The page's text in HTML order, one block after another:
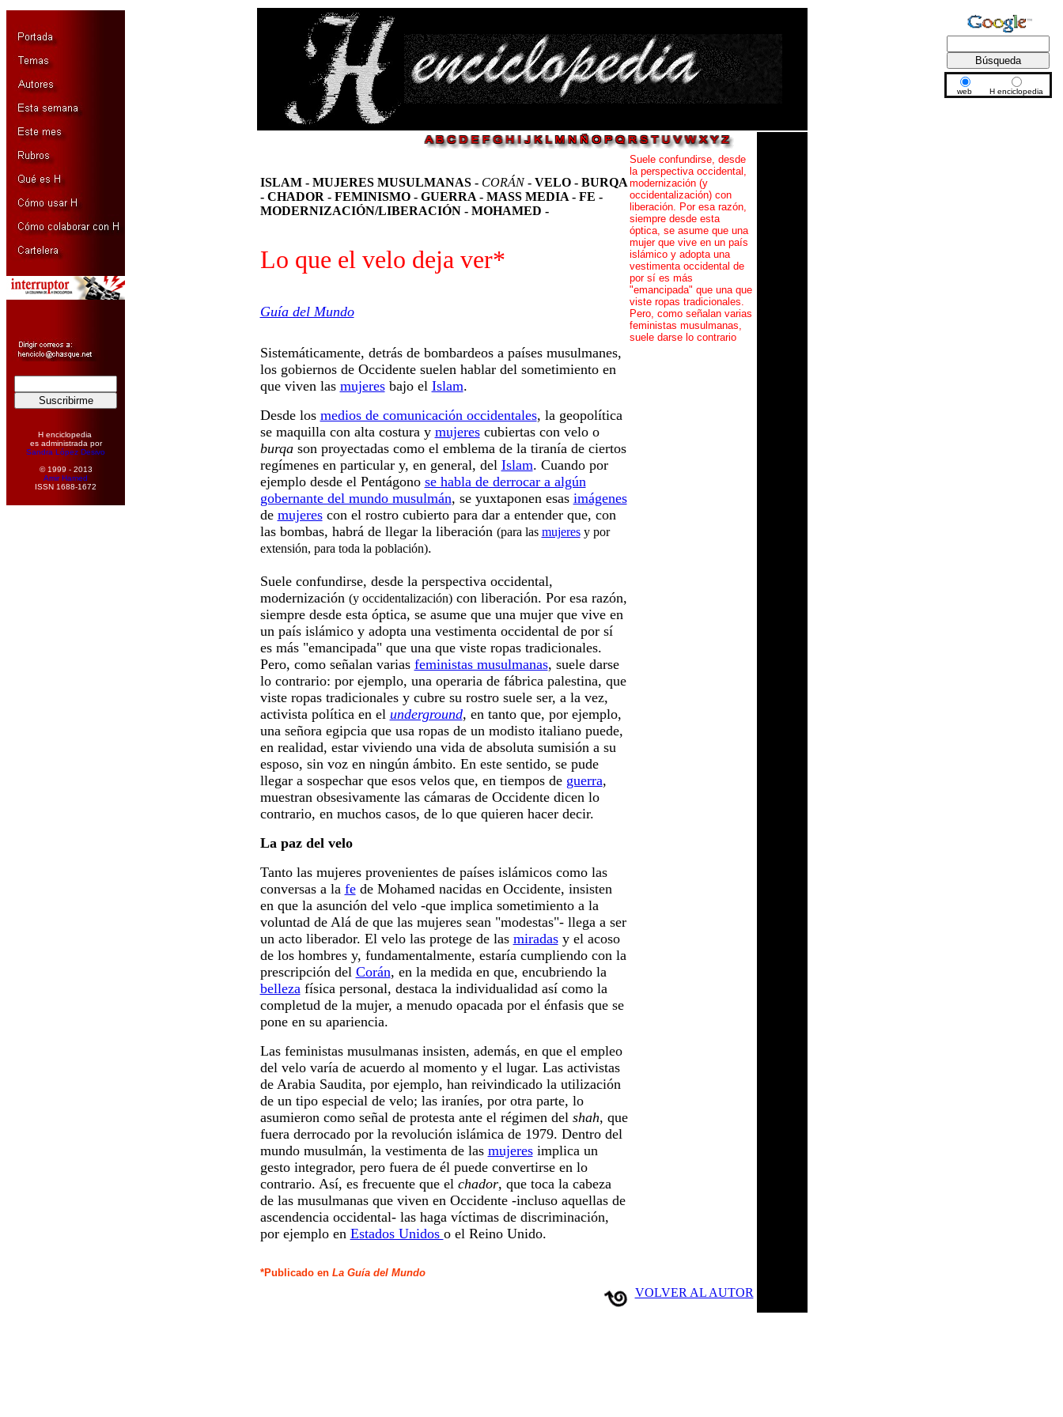
H enciclopedia
es administrada por
Sandra López Desivo
© 1999 - 2013
Amir Hamed
ISSN 1688-1672
ISLAM - MUJERES MUSULMANAS - CORÁN- VELO - BURQA
- CHADOR - FEMINISMO - GUERRA - MASS MEDIA - FE -
MODERNIZACIÓN/LIBERACIÓN - MOHAMED -
Lo que el velo deja ver*
Guía del Mundo
Suele confundirse, desde
la perspectiva occidental,
modernización (y
occidentalización) con
liberación. Por esa razón,
siempre desde esta
óptica, se asume que una
mujer que vive en un país
islámico y adopta una
vestimenta occidental de
por sí es más
"emancipada" que una que
viste ropas tradicionales.
Pero, como señalan varias
feministas musulmanas,
suele darse lo contrario
Sistemáticamente, detrás de bombardeos a países musulmanes,
los gobiernos de Occidente suelen hablar del sometimiento en
que viven las mujeresbajo el Islam.
Desde los medios de comunicación occidentales, la geopolítica
se maquilla con alta costura y mujerescubiertas con velo o
burqason proyectadas como el emblema de la tiranía de ciertos
regímenes en particular y, en general, del Islam. Cuando por
ejemplo desde el Pentágono se habla de derrocar a algún
gobernante del mundo musulmán, se yuxtaponen esas imágenes
de mujerescon el rostro cubierto para dar a entender que, con
las bombas, habrá de llegar la liberación (para las mujeresy por
extensión, para toda la población).
Suele confundirse, desde la perspectiva occidental,
modernización (y occidentalización)con liberación. Por esa razón,
siempre desde esta óptica, se asume que una mujer que vive en
un país islámico y adopta una vestimenta occidental de por sí
es más "emancipada" que una que viste ropas tradicionales.
Pero, como señalan varias feministas musulmanas, suele darse
lo contrario: por ejemplo, una operaria de fábrica palestina, que
viste ropas tradicionales y cubre su rostro suele ser, a la vez,
activista política en el underground, en tanto que, por ejemplo,
una señora egipcia que usa ropas de un modisto italiano puede,
en realidad, estar viviendo una vida de absoluta sumisión a su
esposo, sin voz en ningún ámbito. En este sentido, se pude
llegar a sospechar que esos velos que, en tiempos de guerra,
muestran obsesivamente las cámaras de Occidente dicen lo
contrario, en muchos casos, de lo que quieren hacer decir.
La paz del velo
Tanto las mujeres provenientes de países islámicos como las
conversas a la fede Mohamed nacidas en Occidente, insisten
en que la asunción del velo -que implica sometimiento a la
voluntad de Alá de que las mujeres sean "modestas"- llega a ser
un acto liberador. El velo las protege de las miradasy el acoso
de los hombres y, fundamentalmente, estaría cumpliendo con la
prescripción del Corán, en la medida en que, encubriendo la
bellezafísica personal, destaca la individualidad así como la
completud de la mujer, a menudo opacada por el énfasis que se
pone en su apariencia.
Las feministas musulmanas insisten, además, en que el empleo
del velo varía de acuerdo al momento y el lugar. Las activistas
de Arabia Saudita, por ejemplo, han reivindicado la utilización
de un tipo especial de velo; las iraníes, por otra parte, lo
asumieron como señal de protesta ante el régimen del shah, que
fuera derrocado por la revolución islámica de 1979. Dentro del
mundo musulmán, la vestimenta de las mujeresimplica un
gesto integrador, pero fuera de él puede convertirse en lo
contrario. Así, es frecuente que el chador, que toca la cabeza
de las musulmanas que viven en Occidente -incluso aquellas de
ascendencia occidental- las haga víctimas de discriminación,
por ejemplo en Estados Unidos o el Reino Unido.
*Publicado en La Guía del Mundo
VOLVER AL AUTOR
web H enciclopedia